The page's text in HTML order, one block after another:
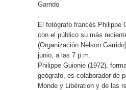
Garrido
El fotógrafo francés Philippe
con el público su más
(Organización Nelson
junio, a las 7 p.m.
Philippe Guionie (1972),
geógrafo, es colaborador de
Monde y Libération y de las